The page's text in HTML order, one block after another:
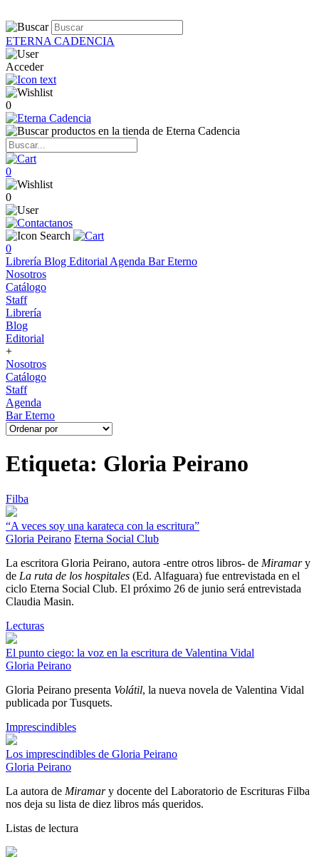
ETERNA CADENCIA
Acceder
0
0
0
0
Librería Blog Editorial Agenda Bar Eterno
Nosotros
Catálogo
Staff
Librería
Blog
Editorial
+
Nosotros
Catálogo
Staff
Agenda
Bar Eterno
Etiqueta: Gloria Peirano
Filba
“A veces soy una karateca con la escritura”
Gloria Peirano Eterna Social Club
La escritora Gloria Peirano, autora -entre otros libros- de Miramary
de La ruta de los hospitales (Ed. Alfaguara) fue entrevistada en el
ciclo Eterna Social Club. El próximo 26 de junio será entrevistada
Claudia Masin.
Lecturas
El punto ciego: la voz en la escritura de Valentina Vidal
Gloria Peirano
Gloria Peirano presenta Volátil, la nueva novela de Valentina Vidal
publicada por Tusquets.
Imprescindibles
Los imprescindibles de Gloria Peirano
Gloria Peirano
La autora de Miramary docente del Laboratorio de Escrituras Filba
nos deja su lista de diez libros más queridos.
Listas de lectura